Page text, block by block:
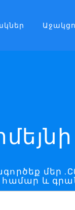
մեր
համար և